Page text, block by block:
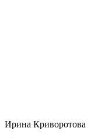
Ирина Криворотова